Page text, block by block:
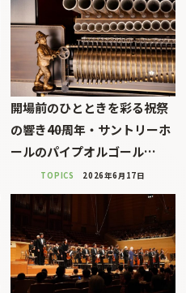
開場前のひとときを彩る祝祭
の響き――40周年・サントリーホ
ールのパイプオルゴール…
TOPICS 2026年6月17日